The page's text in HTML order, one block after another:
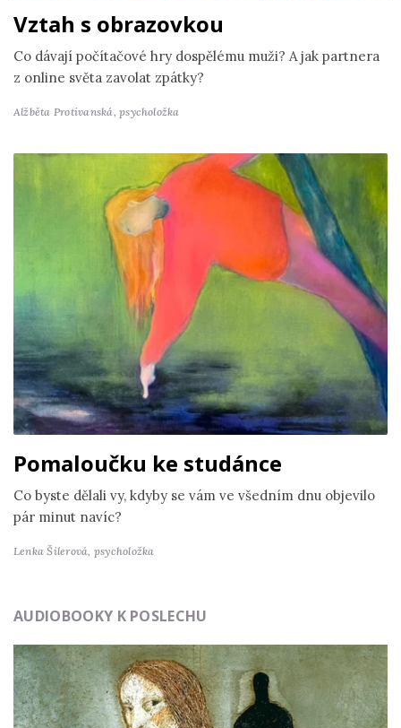
Vztah s obrazovkou
Co dávají počítačové hry dospělému muži? A jak partnera
z online světa zavolat zpátky?
Alžběta Protivanská,psycholožka
Pomaloučku ke studánce
Co byste dělali vy, kdyby se vám ve všedním dnu objevilo
pár minut navíc?
Lenka Šilerová, psycholožka
AUDIOBOOKY K POSLECHU